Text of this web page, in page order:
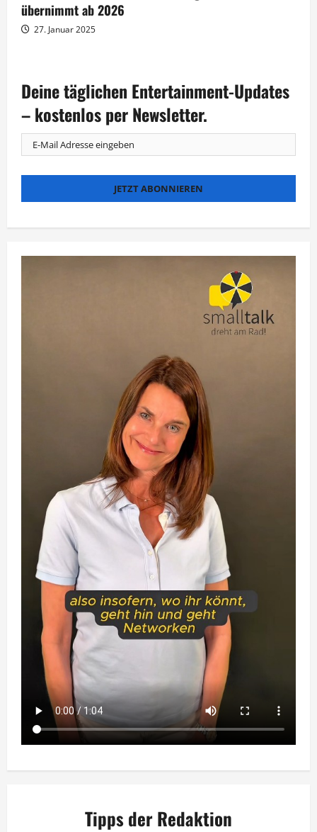
übernimmt ab 2026
27. Januar 2025
Deine täglichen Entertainment-Updates
– kostenlos per Newsletter.
Tipps der Redaktion